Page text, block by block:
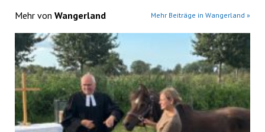
Mehr von Wangerland Mehr Beiträge in Wangerland »